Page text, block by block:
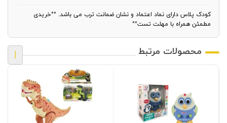
کودک پلاس دارای نماد اعتماد و نشان ضمانت ترب می باشد. **خریدی
مطمئن همراه با مهلت تست**
محصولات مرتبط